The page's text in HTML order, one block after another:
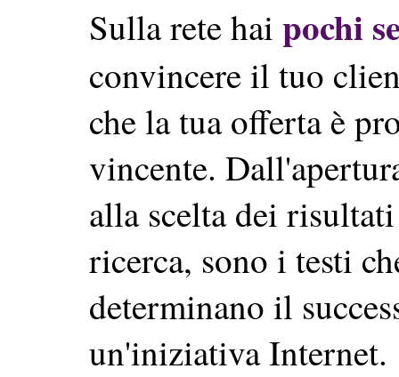
Sulla rete hai pochi
convincere il tuo
che la tua offerta è
vincente.
alla scelta dei
ricerca, sono i testi
determinano il
un'iniziativa Internet.